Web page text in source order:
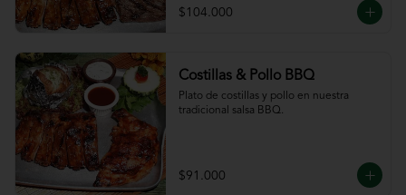
$104.000
Costillas & Pollo BBQ
Plato de costillas y pollo en nuestra
tradicional salsa BBQ.
$91.000